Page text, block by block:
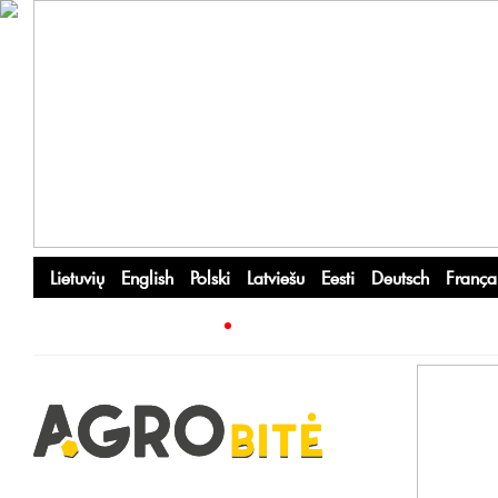
Lietuvių English Polski Latviešu Eesti Deutsch